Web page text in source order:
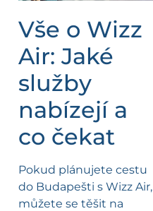
Vše o Wizz
Air: Jaké
služby
nabízejí a
co čekat
Pokud plánujete cestu
do Budapešti s Wizz Air,
můžete se těšit na